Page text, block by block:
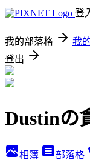
登
我的部落格 我
登出
Dustinの
相簿 部落格